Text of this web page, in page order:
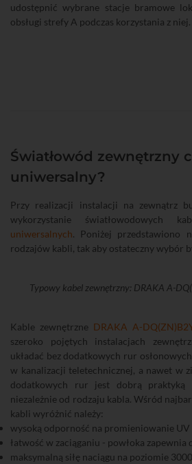
udostępnić wybrane stacje bramowe
obsługi strefy A podczas korzystania z niej.
Światłowód zewnętrzny
uniwersalny?
Przy realizacji instalacji na zewnątrz
wykorzystanie światłowodowych
uniwersalnych. Poniżej przedstawiono
rodzajów kabli, tak aby ostateczny wybór
Typowy kabel zewnętrzny: DRAKA A-
Kable zewnętrzne DRAKA A-
szeroko pojętych instalacjach
układać bez dodatkowych rur
w kanalizacji teletechnicznej, a nawet w
dodatkowych rur jest dobrą praktyką
niezależnie od rodzaju kabla. Wśród
kabli wyróżnić należy:
wysoką odporność na promieniowanie UV
łatwość w zaciąganiu - powłoka zapewnia
maksymalną siłę naciągu na poziomie